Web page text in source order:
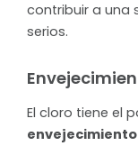
contribuir a una
serios.
El cloro tiene el
envejecimiento